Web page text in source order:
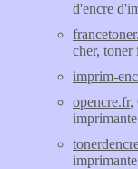
d'encre
cher, toner
imprim-
opencre.fr,